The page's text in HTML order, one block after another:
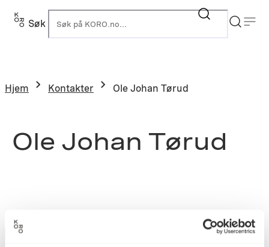
Søk
Hjem Kontakter Ole Johan Tørud
Ole Johan Tørud